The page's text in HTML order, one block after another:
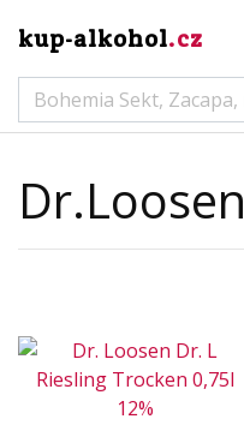
kup-alkohol.cz
Dr.Loosen